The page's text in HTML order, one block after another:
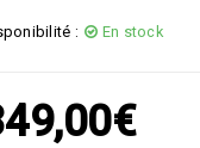
: En stock
€